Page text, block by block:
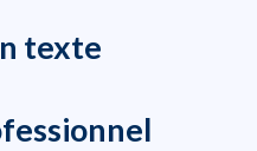
texte